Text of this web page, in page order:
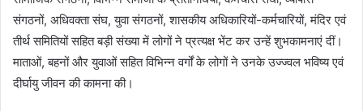
संगठनों, अधिवक्ता संघ, युवा संगठनों, शासकीय अधिकारियों-कर्मचारियों, मंदिर एवं
तीर्थ समितियों सहित बड़ी संख्या में लोगों ने प्रत्यक्ष भेंट कर उन्हें शुभकामनाएं दीं।
माताओं, बहनों और युवाओं सहित विभिन्न वर्गों के लोगों ने उनके उज्ज्वल भविष्य एवं
दीर्घायु जीवन की कामना की।